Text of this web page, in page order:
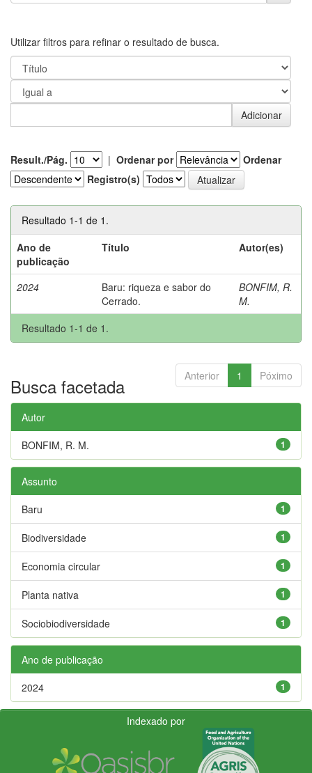
Utilizar filtros para refinar o resultado de busca.
Result./Pág. | Ordenar por
Ordenar
Registro(s)
Resultado 1-1 de 1.
Ano de
publicação
Título Autor(es)
2024
Baru: riqueza e sabor do
Cerrado.
BONFIM, R.
M.
Resultado 1-1 de 1.
Anterior 1 Póximo
Busca facetada
Autor
1
BONFIM, R. M.
Assunto
1
Baru
1
Biodiversidade
1
Economia circular
1
Planta nativa
1
Sociobiodiversidade
Ano de publicação
1
2024
Indexado por